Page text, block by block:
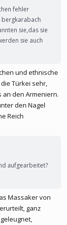
fehler
bergkarabach
sie,das sie
sie auch
und ethnische
Türkei sehr,
an den Armeniern.
den Nagel
Reich
aufgearbeitet?
Massaker von
ganz